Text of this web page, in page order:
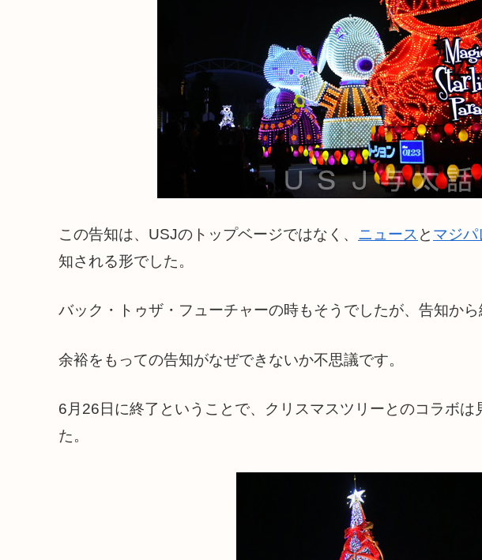
この告知は、USJのトップベージではなく、 ニュース と マジパ
知される形でした。
バック・トゥザ・フューチャーの時もそうでしたが、告知から
余裕をもっての告知がなぜできないか不思議です。
6月26日に終了ということで、クリスマスツリーとのコラボは
た。